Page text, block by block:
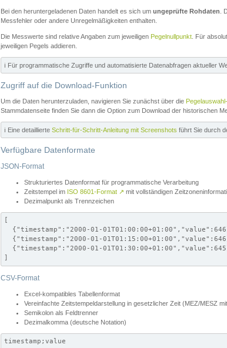
Bei den heruntergeladenen Daten handelt es sich um ungeprüfte Rohdaten .
Messfehler oder andere Unregelmäßigkeiten enthalten.
Die Messwerte sind relative Angaben zum jeweiligen Pegelnullpunkt . Für
jeweiligen Pegels addieren.
ℹ️ Für programmatische Zugriffe und automatisierte Datenabfragen aktueller
Zugriff auf die Download-Funktion
Um die Daten herunterzuladen, navigieren Sie zunächst über die
Stammdatenseite finden Sie dann die Option zum Download der historischen
ℹ️ Eine detaillierte Schritt-für-Schritt-Anleitung mit Screenshots führt Sie durch
Verfügbare Datenformate
JSON-Format
Strukturiertes Datenformat für programmatische Verarbeitung
Zeitstempel im ISO 8601-Format ↗ mit vollständigen
Dezimalpunkt als Trennzeichen
[
{"timestamp":"2000-01-
{"timestamp":"2000-01-
{"timestamp":"2000-01-
]
CSV-Format
Excel-kompatibles Tabellenformat
Vereinfachte Zeitstempeldarstellung in gesetzlicher Zeit (MEZ/MESZ
Semikolon als Feldtrenner
Dezimalkomma (deutsche Notation)
timestamp;value